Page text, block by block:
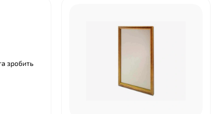
зробить